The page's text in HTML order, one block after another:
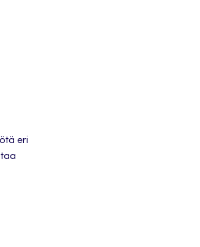
eri